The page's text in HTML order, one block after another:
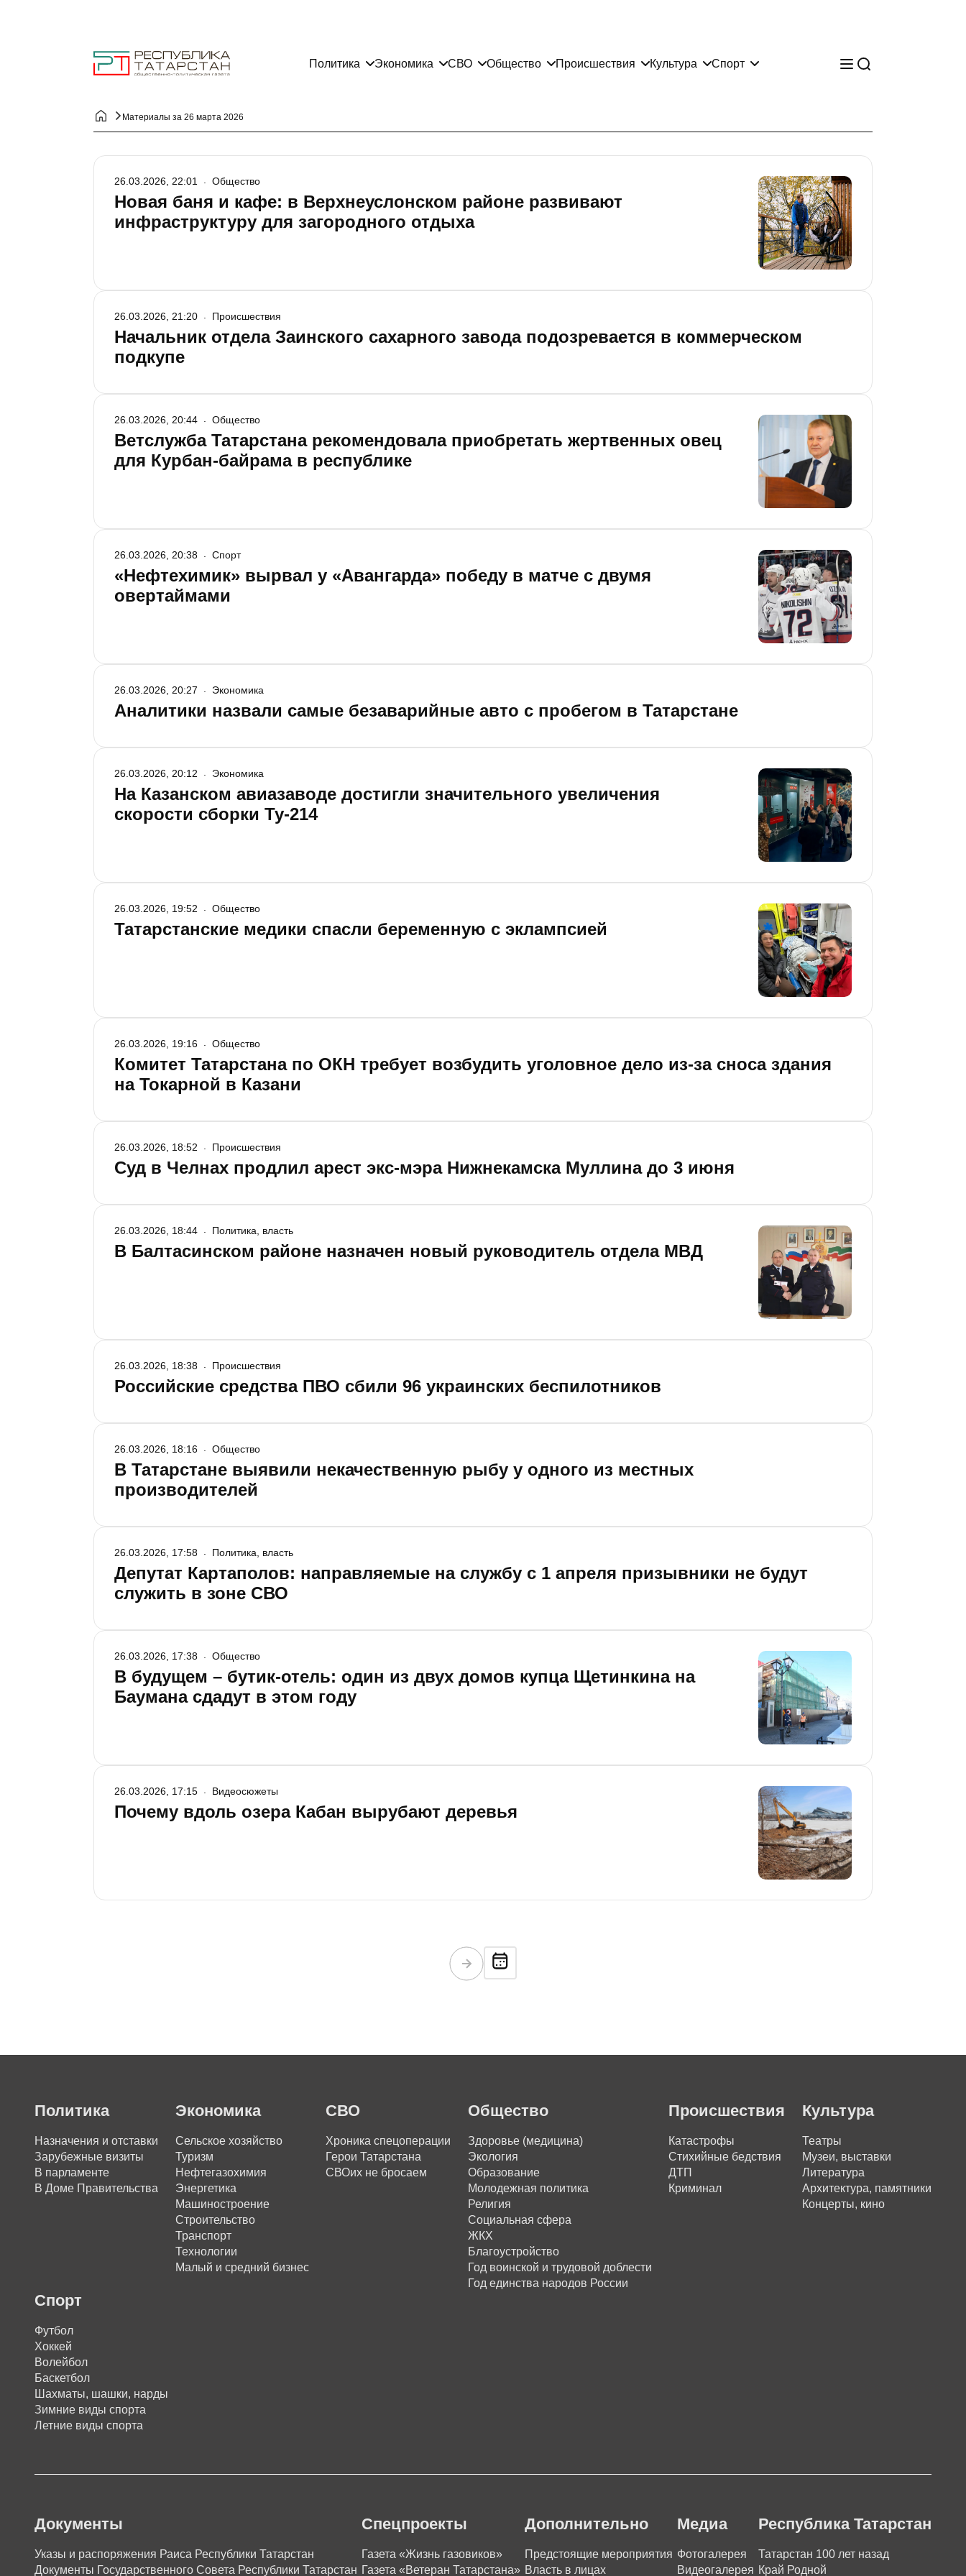
Политика Экономика СВО Общество Происшествия Культура Спорт
Материалы за 26 марта 2026
Новая баня и кафе: в Верхнеуслонском районе развивают
инфраструктуру для загородного отдыха
26.03.2026, 22:01 Общество
Начальник отдела Заинского сахарного завода подозревается в коммерческом
подкупе
26.03.2026, 21:20 Происшествия
Ветслужба Татарстана рекомендовала приобретать жертвенных овец
для Курбан-байрама в республике
26.03.2026, 20:44 Общество
«Нефтехимик» вырвал у «Авангарда» победу в матче с двумя
овертаймами
26.03.2026, 20:38 Спорт
Аналитики назвали самые безаварийные авто с пробегом в Татарстане
26.03.2026, 20:27 Экономика
На Казанском авиазаводе достигли значительного увеличения
скорости сборки Ту-214
26.03.2026, 20:12 Экономика
Татарстанские медики спасли беременную с эклампсией
26.03.2026, 19:52 Общество
Комитет Татарстана по ОКН требует возбудить уголовное дело из-за сноса здания
на Токарной в Казани
26.03.2026, 19:16 Общество
Суд в Челнах продлил арест экс-мэра Нижнекамска Муллина до 3 июня
26.03.2026, 18:52 Происшествия
В Балтасинском районе назначен новый руководитель отдела МВД
26.03.2026, 18:44 Политика, власть
Российские средства ПВО сбили 96 украинских беспилотников
26.03.2026, 18:38 Происшествия
В Татарстане выявили некачественную рыбу у одного из местных
производителей
26.03.2026, 18:16 Общество
Депутат Картаполов: направляемые на службу с 1 апреля призывники не будут
служить в зоне СВО
26.03.2026, 17:58 Политика, власть
В будущем – бутик-отель: один из двух домов купца Щетинкина на
Баумана сдадут в этом году
26.03.2026, 17:38 Общество
Почему вдоль озера Кабан вырубают деревья
26.03.2026, 17:15 Видеосюжеты
Политика
Назначения и отставки
Зарубежные визиты
В парламенте
В Доме Правительства
Экономика
Сельское хозяйство
Туризм
Нефтегазохимия
Энергетика
Машиностроение
Строительство
Транспорт
Технологии
Малый и средний бизнес
СВО
Хроника спецоперации
Герои Татарстана
СВОих не бросаем
Общество
Здоровье (медицина)
Экология
Образование
Молодежная политика
Религия
Социальная сфера
ЖКХ
Благоустройство
Год воинской и трудовой доблести
Год единства народов России
Происшествия
Катастрофы
Стихийные бедствия
ДТП
Криминал
Культура
Театры
Музеи, выставки
Литература
Архитектура, памятники
Концерты, кино
Спорт
Футбол
Хоккей
Волейбол
Баскетбол
Шахматы, шашки, нарды
Зимние виды спорта
Летние виды спорта
Документы
Указы и распоряжения Раиса Республики Татарстан
Документы Государственного Совета Республики Татарстан
Спецпроекты
Газета «Жизнь газовиков»
Газета «Ветеран Татарстана»
Дополнительно
Предстоящие мероприятия
Власть в лицах
Медиа
Фотогалерея
Видеогалерея
Республика Татарстан
Татарстан 100 лет назад
Край Родной